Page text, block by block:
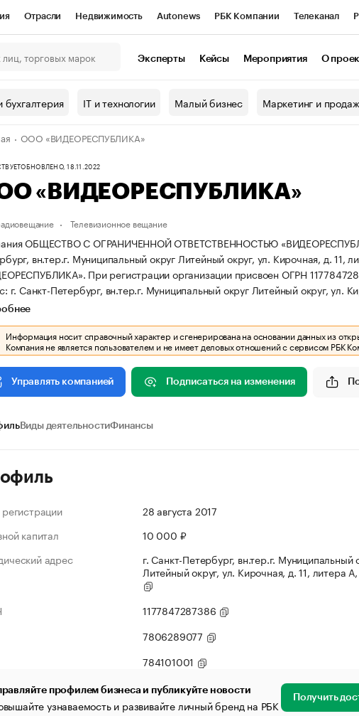
Отрасли Недвижимость Autonews РБК Компании Телеканал
Проверка контрагентов
валюты
Эксперты Кейсы Мероприятия О
бухгалтерия IT и технологии Малый бизнес Маркетинг и
ООО «ВИДЕОРЕСПУБЛИКА»
ОБНОВЛЕНО, 18.11.2022
«ВИДЕОРЕСПУБЛИКА»
Телевизионное вещание
ОБЩЕСТВО С ОГРАНИЧЕННОЙ ОТВЕТСТВЕННОСТЬЮ
вн.тер.г. Муниципальный округ Литейный округ, ул. Кирочная, д. 11,
При регистрации организации присвоен ОГРН
г. Санкт-Петербург, вн.тер.г. Муниципальный округ Литейный округ, ул.
Информация носит справочный характер и сгенерирована на основании данных из
Компания не является пользователем и не имеет деловых отношений с сервисом РБК
Управлять компанией Подписаться на изменения
Виды деятельностиФинансы
28 августа 2017
капитал
10 000 ₽
адрес
г. Санкт-Петербург, вн.тер.г. Муниципальный
Литейный округ, ул. Кирочная, д. 11, литера
1177847287386
7806289077
784101001
профилем бизнеса и публикуйте новости
узнаваемость и развивайте личный бренд на РБК Получить